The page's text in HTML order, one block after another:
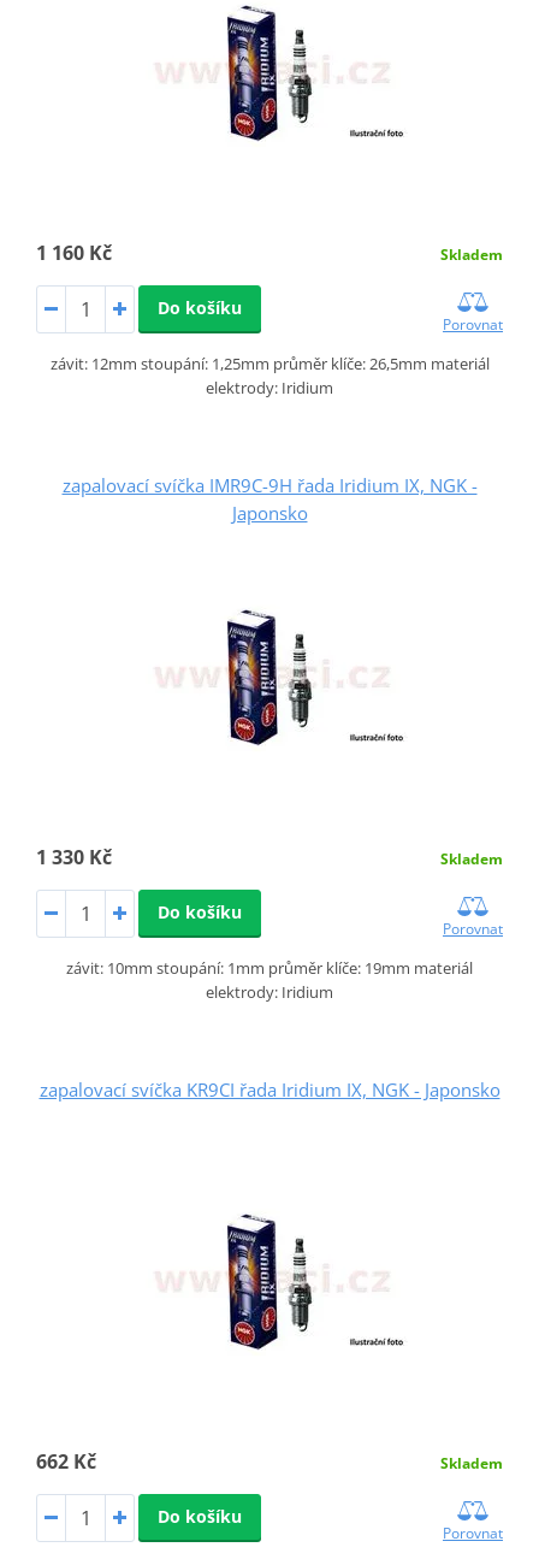
1 160 Kč Skladem
Do košíku
Porovnat
závit: 12mm stoupání: 1,25mm průměr klíče: 26,5mm materiál
elektrody: Iridium
zapalovací svíčka IMR9C-9H řada Iridium IX, NGK -
Japonsko
1 330 Kč Skladem
Do košíku
Porovnat
závit: 10mm stoupání: 1mm průměr klíče: 19mm materiál
elektrody: Iridium
zapalovací svíčka KR9CI řada Iridium IX, NGK - Japonsko
662 Kč Skladem
Do košíku
Porovnat